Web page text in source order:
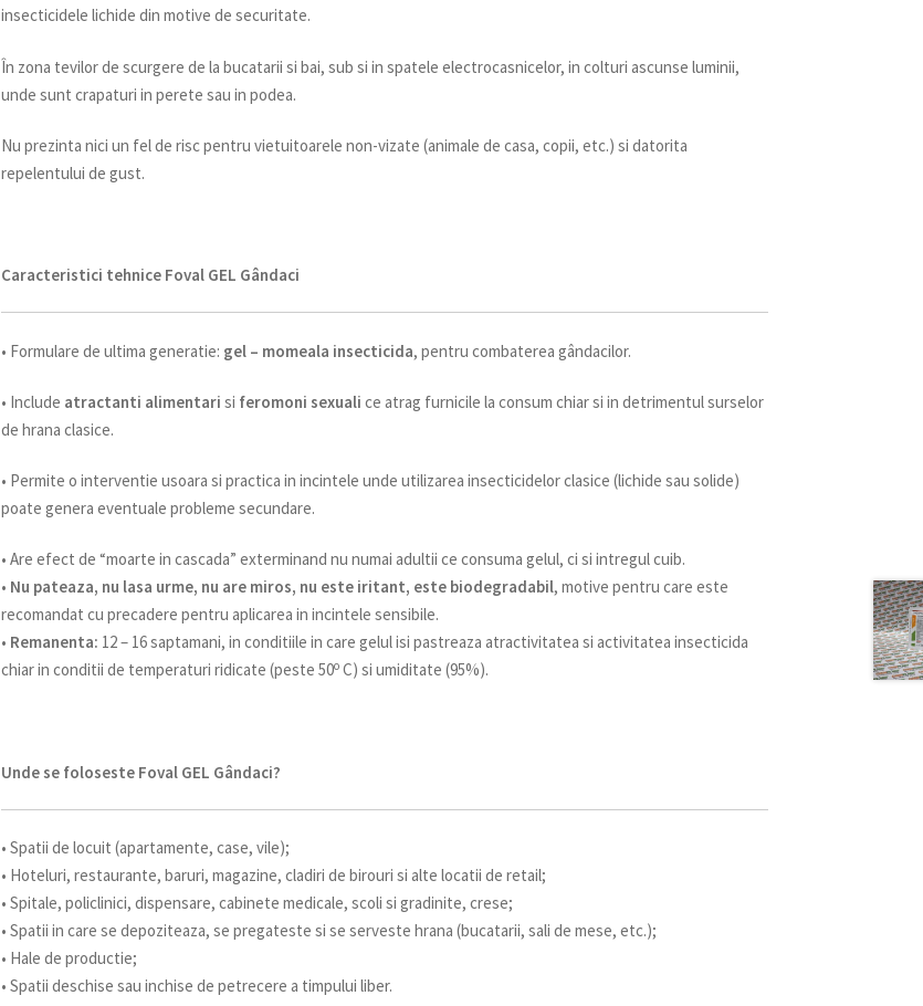
insecticidele lichide din motive de securitate.
În zona tevilor de scurgere de la bucatarii si bai, sub si in spatele electrocasnicelor, in colturi ascunse luminii,
unde sunt crapaturi in perete sau in podea.
Nu prezinta nici un fel de risc pentru vietuitoarele non-vizate (animale de casa, copii, etc.) si datorita
repelentului de gust.
Caracteristici tehnice Foval GEL Gândaci
• Formulare de ultima generatie: gel – momeala insecticida, pentru combaterea gândacilor.
• Include atractanti alimentari si feromoni sexuali ce atrag furnicile la consum chiar si in detrimentul surselor
de hrana clasice.
• Permite o interventie usoara si practica in incintele unde utilizarea insecticidelor clasice (lichide sau solide)
poate genera eventuale probleme secundare.
• Are efect de “moarte in cascada” exterminand nu numai adultii ce consuma gelul, ci si intregul cuib.
• Nu pateaza, nu lasa urme, nu are miros, nu este iritant, este biodegradabil, motive pentru care este
recomandat cu precadere pentru aplicarea in incintele sensibile.
• Remanenta: 12 – 16 saptamani, in conditiile in care gelul isi pastreaza atractivitatea si activitatea insecticida
chiar in conditii de temperaturi ridicate (peste 50o C) si umiditate (95%).
Unde se foloseste Foval GEL Gândaci?
• Spatii de locuit (apartamente, case, vile);
• Hoteluri, restaurante, baruri, magazine, cladiri de birouri si alte locatii de retail;
• Spitale, policlinici, dispensare, cabinete medicale, scoli si gradinite, crese;
• Spatii in care se depoziteaza, se pregateste si se serveste hrana (bucatarii, sali de mese, etc.);
• Hale de productie;
• Spatii deschise sau inchise de petrecere a timpului liber.